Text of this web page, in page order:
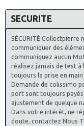
SECURITE
SÉCURITÉ Collectpierre
communiquer des
communiquez aucun
réalisez jamais de test à
toujours la prise en main
Demande de colissimo
port sont toujours
ajustement de quelque
Dans votre intérêt, ne
doute, contactez Nous